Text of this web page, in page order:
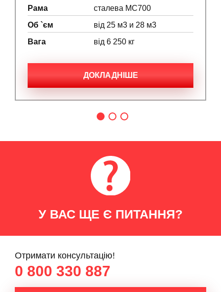
Рама
сталева МС700
Об `єм
від 25 м3 и 28 м3
Вага
від 6 250 кг
ДОКЛАДНІШЕ
У ВАС ЩЕ Є ПИТАННЯ?
Отримати консультацію!
0 800 330 887